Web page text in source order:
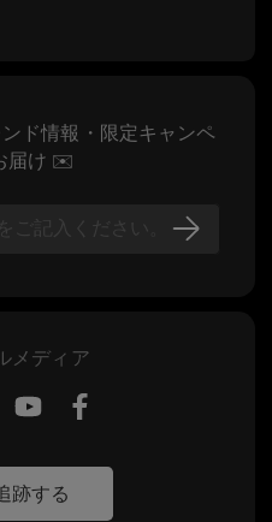
ド情報・限定キャンペ
届け ✉️
メディア
跡する